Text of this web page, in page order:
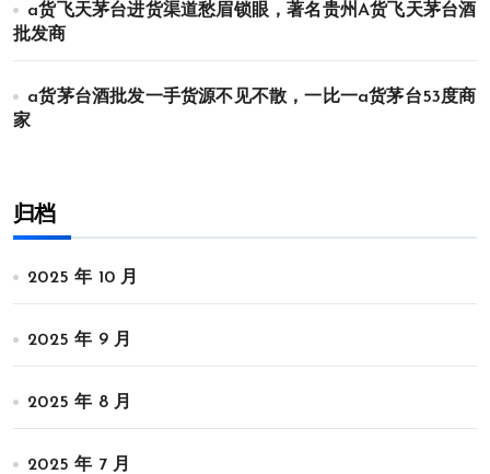
a货飞天茅台进货渠道愁眉锁眼，著名贵州A货飞天茅台酒
批发商
a货茅台酒批发一手货源不见不散，一比一a货茅台53度商
家
归档
2025 年 10 月
2025 年 9 月
2025 年 8 月
2025 年 7 月